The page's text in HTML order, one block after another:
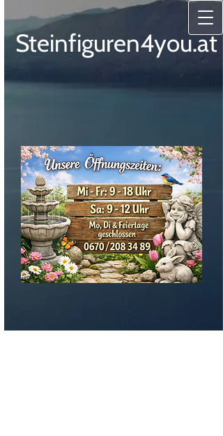
Steinfiguren4you.at